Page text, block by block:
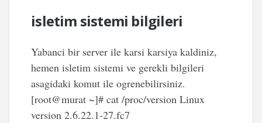
isletim sistemi bilgileri
Yabanci bir server ile karsi karsiya kaldiniz,
hemen isletim sistemi ve gerekli bilgileri
asagidaki komut ile ogrenebilirsiniz.
[root@murat ~]# cat /proc/version Linux
version 2.6.22.1-27.fc7